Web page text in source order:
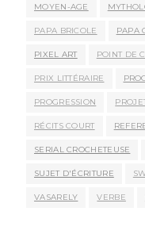
MOYEN-AGE
PAPA BRICOLE PAPA
PIXEL ART POINT DE
PRIX LITTÉRAIRE
PROGRESSION
RÉCITS COURT
SERIAL CROCHETEUSE
SUJET D'ÉCRITURE
VASARELY VERBE